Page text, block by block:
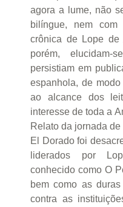
agora a lume, não
bilíngue, nem
crônica de Lope de
porém, elucidam-
persistiam em
espanhola, de
ao alcance dos
interesse de toda a
Relato da jornada
El Dorado foi
liderados por
conhecido como O
bem como as
contra as